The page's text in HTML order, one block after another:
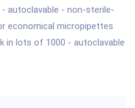
autoclavable - non-sterile-
economical micropipettes
in lots of 1000 - autoclavable